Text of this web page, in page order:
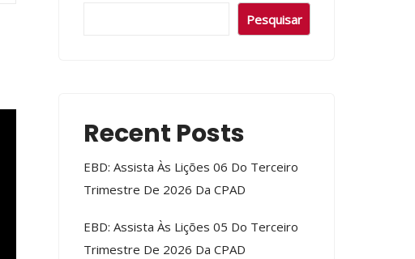
Pesquisar
Recent Posts
EBD: Assista Às Lições 06 Do Terceiro
Trimestre De 2026 Da CPAD
EBD: Assista Às Lições 05 Do Terceiro
Trimestre De 2026 Da CPAD